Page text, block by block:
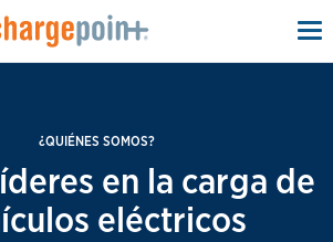
¿QUIÉNES SOMOS?
en la carga de
eléctricos